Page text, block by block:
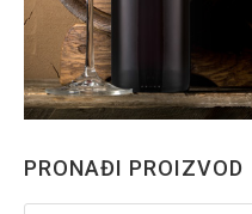
PRONAĐI PROIZVOD